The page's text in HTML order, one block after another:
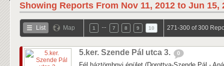
Showing Reports From Nov 11, 2012 to Jun 15,
List Map 1 7 8 9 10 271-300 of 300
5.ker. Szende Pál utca 3. 0